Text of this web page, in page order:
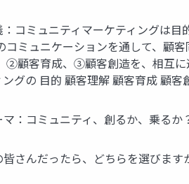
コミュニティマーケティングは
コミュニケーションを通して、顧
②顧客育成、③顧客創造を、相互に
グの 目的 顧客理解 顧客育成 顧客
：コミュニティ、創るか、乗る
さんだったら、どちらを選びま